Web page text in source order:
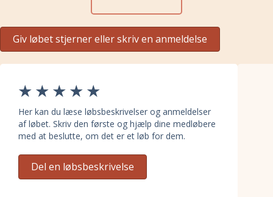
Giv løbet stjerner eller skriv en anmeldelse
Her kan du læse løbsbeskrivelser og anmeldelser
af løbet. Skriv den første og hjælp dine medløbere
med at beslutte, om det er et løb for dem.
Del en løbsbeskrivelse